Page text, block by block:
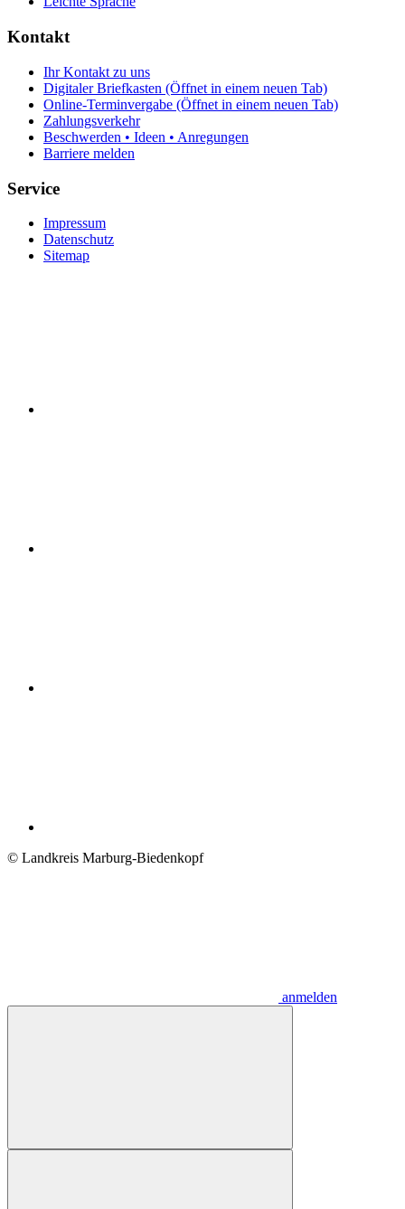
Kontakt
Ihr Kontakt zu uns
Digitaler Briefkasten (Öffnet in einem neuen Tab)
Online-Terminvergabe (Öffnet in einem neuen Tab)
Zahlungsverkehr
Beschwerden • Ideen • Anregungen
Barriere melden
Service
Impressum
Datenschutz
Sitemap
© Landkreis Marburg-Biedenkopf
anmelden